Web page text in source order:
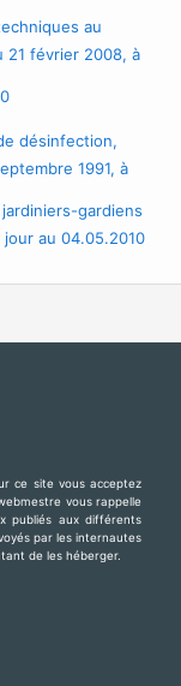
et
son
FPB)
au
21 février 2008, à
désinfection,
1991, à
gardiens
au 04.05.2010
ce site vous acceptez
vous rappelle
publiés aux différents
par les internautes
de les héberger.